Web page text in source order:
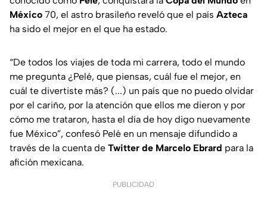
México 70, el astro brasileño reveló que el país Azteca
ha sido el mejor en el que ha estado.
“De todos los viajes de toda mi carrera, todo el mundo
me pregunta ¿Pelé, que piensas, cuál fue el mejor, en
cuál te divertiste más? (...) un país que no puedo olvidar
por el cariño, por la atención que ellos me dieron y por
cómo me trataron, hasta el día de hoy digo nuevamente
fue México”, confesó Pelé en un mensaje difundido a
través de la cuenta de Twitter de Marcelo Ebrard para la
afición mexicana.
PUBLICIDAD